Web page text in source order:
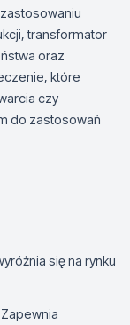
transformator
oraz
które
czy
do zastosowań
się na rynku
Zapewnia